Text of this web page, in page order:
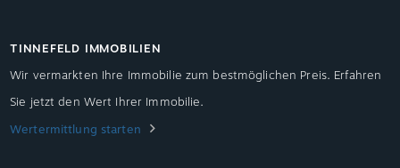
TINNEFELD IMMOBILIEN
Wir vermarkten Ihre Immobilie zum bestmöglichen Preis. Erfahren
Sie jetzt den Wert Ihrer Immobilie.
Wertermittlung starten